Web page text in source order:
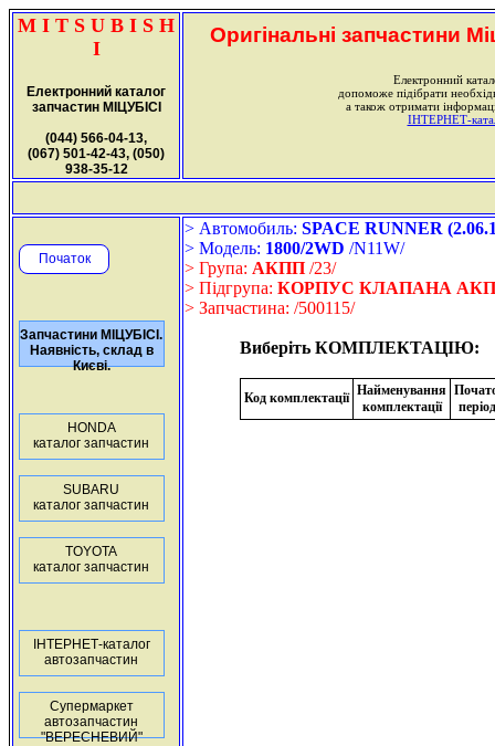
M I T S U B I S H
I
Електронний каталог
запчастин МІЦУБІСІ
(044) 566-04-13,
(067) 501-42-43, (050)
938-35-12
Оригінальні запчастини
Електронний
допоможе підібрати
а також отримати
ІНТЕРНЕТ-
Початок
Запчастини МІЦУБІСІ.
Наявність, склад в
Києві.
HONDA
каталог запчастин
SUBARU
каталог запчастин
TOYOTA
каталог запчастин
ІНТЕРНЕТ-каталог
автозапчастин
Супермаркет
автозапчастин
"ВЕРЕСНЕВИЙ"
> Автомобиль: SPACE RUNNER
> Модель: 1800/2WD /N11W/
> Група: АКПП /23/
> Підгрупа: КОРПУС КЛАПАНА
> Запчастина: /500115/
Виберіть КОМПЛЕКТАЦІЮ:
Код комплектації Найменування
комплектації